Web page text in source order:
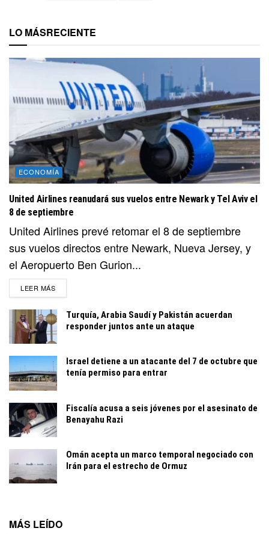
LO MÁSRECIENTE
ECONOMÍA
United Airlines reanudará sus vuelos entre Newark y Tel Aviv el
8 de septiembre
United Airlines prevé retomar el 8 de septiembre
sus vuelos directos entre Newark, Nueva Jersey, y
el Aeropuerto Ben Gurion...
LEER MÁSDETAILS
Turquía, Arabia Saudí y Pakistán acuerdan
responder juntos ante un ataque
Israel detiene a un atacante del 7 de octubre que
tenía permiso para entrar
Fiscalía acusa a seis jóvenes por el asesinato de
Benayahu Razi
Omán acepta un marco temporal negociado con
Irán para el estrecho de Ormuz
MÁS LEÍDO